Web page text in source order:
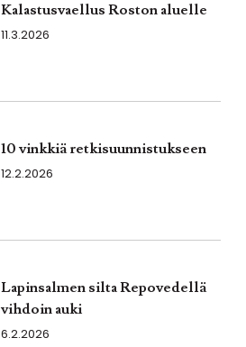
Kalastusvaellus Roston aluelle
11.3.2026
10 vinkkiä retkisuunnistukseen
12.2.2026
Lapinsalmen silta Repovedellä
vihdoin auki
6.2.2026